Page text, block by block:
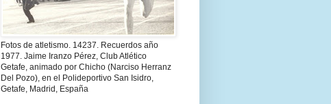
Fotos de atletismo. 14237. Recuerdos año
1977. Jaime Iranzo Pérez, Club Atlético
Getafe, animado por Chicho (Narciso Herranz
Del Pozo), en el Polideportivo San Isidro,
Getafe, Madrid, España